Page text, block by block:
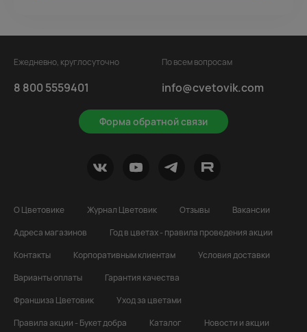
Ежедневно, круглосуточно
8 800 5559401
Форма обратной связи
По всем вопросам
info@cvetovik.com
О Цветовике Журнал Цветовик Отзывы
Вакансии
Адреса магазинов
Год в цветах - правила проведения акции
Контакты
Корпоративным клиентам
Условия доставки
Варианты оплаты
Гарантия качества
Франшиза Цветовик
Уход за цветами
Правила акции - Букет добра
Каталог Новости и акции